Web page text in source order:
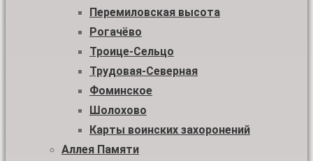
Перемиловская высота
Рогачёво
Троице-Сельцо
Трудовая-Северная
Фоминское
Шолохово
Карты воинских захоронений
Аллея Памяти